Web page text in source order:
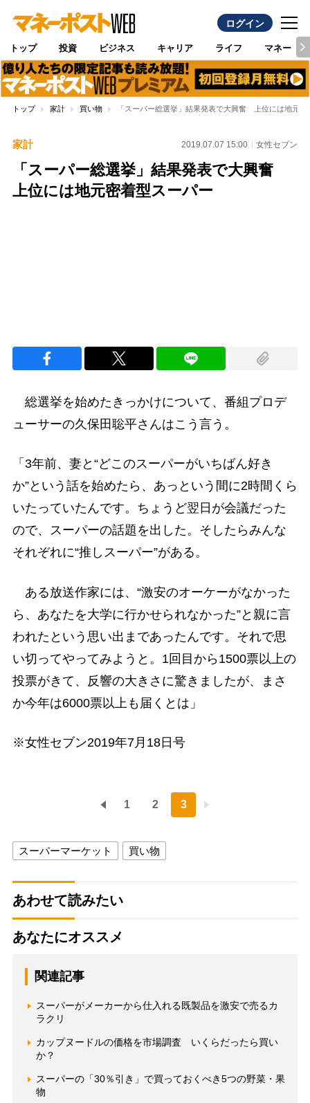
ログイン
トップ 投資 ビジネス キャリア ライフ マネー
トップ 家計 買い物 「スーパー総選挙」結果発表で大興奮 上位には地元密
家計 2019.07.07 15:00 女性セブン
「スーパー総選挙」結果発表で大興奮
上位には地元密着型スーパー
総選挙を始めたきっかけについて、番組プロデ
ューサーの久保田聡平さんはこう言う。
「3年前、妻と“どこのスーパーがいちばん好き
か”という話を始めたら、あっという間に2時間くら
いたっていたんです。ちょうど翌日が会議だった
ので、スーパーの話題を出した。そしたらみんな
それぞれに“推しスーパー”がある。
ある放送作家には、“激安のオーケーがなかった
ら、あなたを大学に行かせられなかった”と親に言
われたという思い出まであったんです。それで思
い切ってやってみようと。1回目から1500票以上の
投票がきて、反響の大きさに驚きましたが、まさ
か今年は6000票以上も届くとは」
※女性セブン2019年7月18日号
1 2 3
スーパーマーケット 買い物
あわせて読みたい
あなたにオススメ
関連記事
スーパーがメーカーから仕入れる既製品を激安で売るカ
ラクリ
カップヌードルの価格を市場調査 いくらだったら買い
か？
スーパーの「30％引き」で買っておくべき5つの野菜・果
物